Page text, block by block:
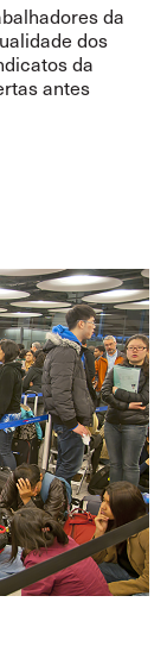
da
dos
da
antes